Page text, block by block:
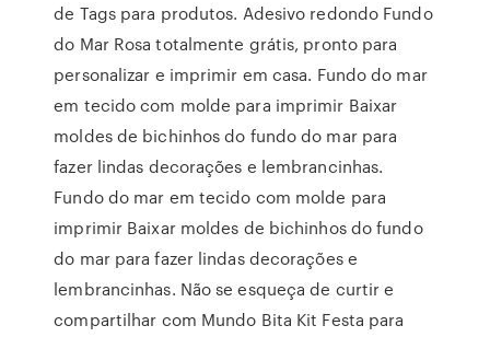
de Tags para produtos. Adesivo redondo Fundo
do Mar Rosa totalmente grátis, pronto para
personalizar e imprimir em casa. Fundo do mar
em tecido com molde para imprimir Baixar
moldes de bichinhos do fundo do mar para
fazer lindas decorações e lembrancinhas.
Fundo do mar em tecido com molde para
imprimir Baixar moldes de bichinhos do fundo
do mar para fazer lindas decorações e
lembrancinhas. Não se esqueça de curtir e
compartilhar com Mundo Bita Kit Festa para